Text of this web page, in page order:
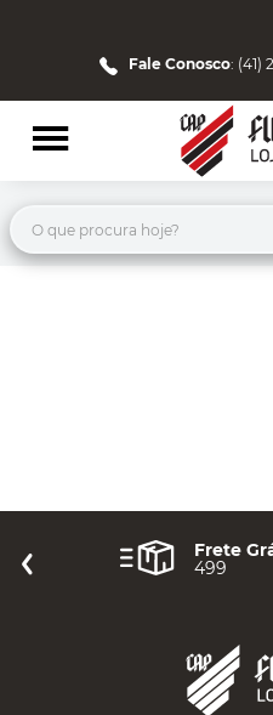
Fale Conosco: (41)
O que procura hoje?
Frete
499